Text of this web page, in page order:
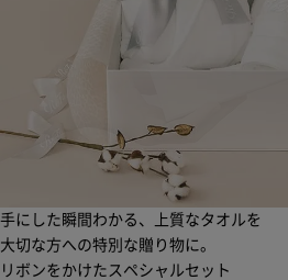
手にした瞬間わかる、上質なタオルを
大切な方への特別な贈り物に。
リボンをかけたスペシャルセット